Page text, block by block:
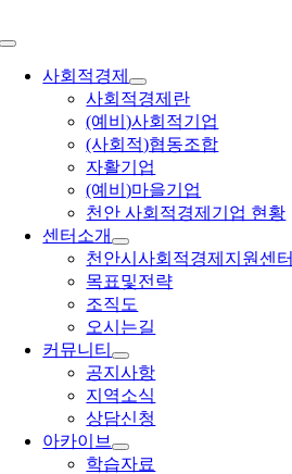
텐
Toggle
Navigation사회적경제
사회적경제란
(예비)사회적기업
(사회적)협동조합
자활기업
(예비)마을기업
천안 사회적경제기업 현황
센터소개
천안시사회적경제지원센터
목표및전략
조직도
오시는길
커뮤니티
공지사항
지역소식
상담신청
아카이브
학습자료